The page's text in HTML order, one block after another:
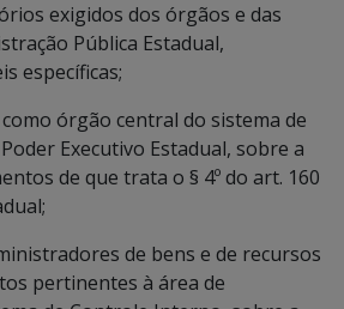
exigidos dos órgãos e das
Pública Estadual,
específicas;
órgão central do sistema de
Executivo Estadual, sobre a
de que trata o § 4º do art. 160
de bens e de recursos
pertinentes à área de